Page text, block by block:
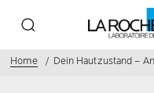
Home Dein Hautzustand –